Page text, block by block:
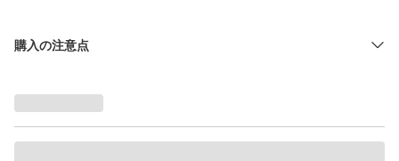
購入の注意点